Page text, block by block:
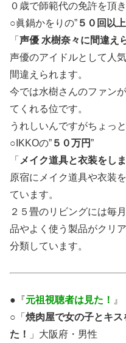
０歳で師範代の免許を頂き
○眞鍋かをりの” ５０回以上
「 声優 水樹奈々に間違え
声優のアイドルとして人
間違えられます。
今では水樹さんのファン
てくれる位です。
うれしいんですがちょっ
○IKKOの” ５０万円”
「 メイク道具と衣装をし
原宿にメイク道具や衣装
ています。
２５畳のリビングには毎
品やよく使う製品がクリ
分類しています。
●『元祖視聴者は見た！ 』
○「 焼肉屋で女の子とキ
た！
」大阪府・男性